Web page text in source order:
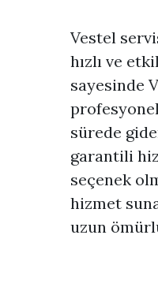
Vestel
hızlı ve
sayesinde
sürede
garantili
seçenek
hizmet
uzun